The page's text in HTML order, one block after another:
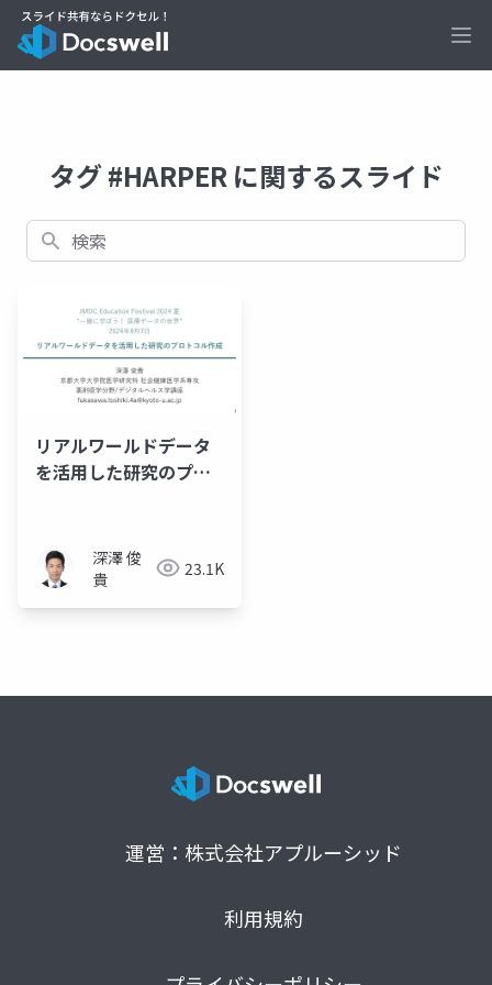
タグ #HARPER に関するスライド
検索
リアルワールドデータ
を活用した研究のプロ
深澤 俊
貴
23.1K
運営：株式会社アプルーシッド
利用規約